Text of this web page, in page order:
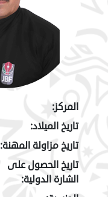
المركز:
تاريخ الميلاد:
تاريخ مزاولة المهنة:
تاريخ الحصول على
الشارة الدولية: